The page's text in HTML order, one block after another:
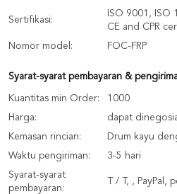
Sertifikasi:
ISO 9001, ISO
CE and CPR
Nomor model:
FOC-FRP
Syarat-syarat pembayaran &
Kuantitas min Order:
1000
Harga:
dapat
Kemasan rincian:
Drum kayu
Waktu pengiriman:
3-5 hari
Syarat-syarat
pembayaran:
T / T, , PayPal,